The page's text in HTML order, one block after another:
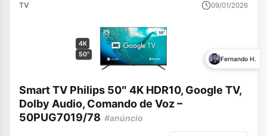
TV 09/01/2026
4K
50"
Fernando H.
Smart TV Philips 50″ 4K HDR10, Google TV,
Dolby Audio, Comando de Voz –
50PUG7019/78 #anúncio